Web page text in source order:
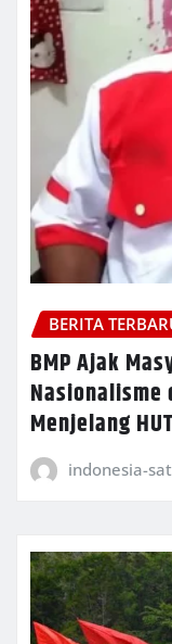
BERITA
BMP Ajak
Nasionalisme
Menjelang
indonesia-